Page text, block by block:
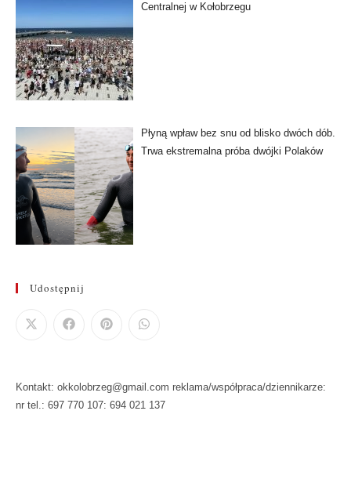
Centralnej w Kołobrzegu
Płyną wpław bez snu od blisko dwóch dób.
Trwa ekstremalna próba dwójki Polaków
Udostępnij
Kontakt: okkolobrzeg@gmail.com reklama/współpraca/dziennikarze:
nr tel.: 697 770 107: 694 021 137